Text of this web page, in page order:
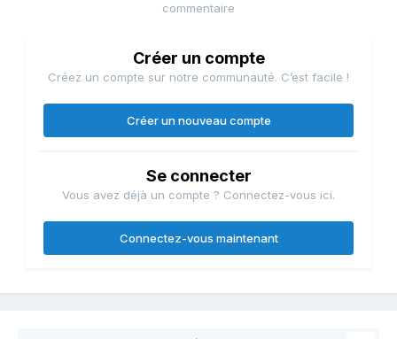
commentaire
Créer un compte
Créez un compte sur notre communauté. C’est facile !
Créer un nouveau compte
Se connecter
Vous avez déjà un compte ? Connectez-vous ici.
Connectez-vous maintenant